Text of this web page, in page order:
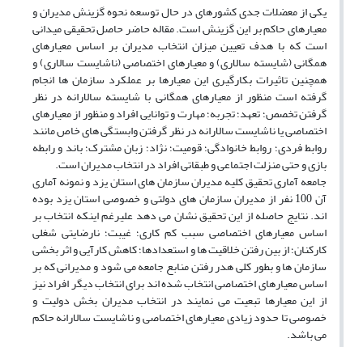
یکی از معضلات جدی کشورهای در حال توسعه نحوه گزینش مدیران و
معیارهای حاکم بر این گزینش است. مقاله حاضر حاصل تحقیقی میدانی
است که با هدف تعیین میزان انتخاب مدیران بر اساس معیارهای
همگانی (شایسته سالاری) و معیارهای اختصاصی (ناشایست سالاری) و
همچنین تاثیرات بکارگیری این معیارها بر عملکرد سازمان ها انجام
گرفته است منظور از معیارهای همگانی با شایسته سالارانه در نظر
گرفتن تخصص؛ تعهد؛ تجربه؛ مهارت و توانایی افراد و منظور از معیارهای
اختصاصی یا ناشایست سالارانه در نظر گرفتن وابستگی های خاص مانند
روابط فردی؛ روابط خانوادگی؛ قومیت؛ نژاد؛ زبان مشترک؛ باند و رابطه
بازی و حتی منزلت اجتماعی و طبقاتی افراد در انتخاب مدیران است.
جامعه آماری تحقیق کلیه مدیران سازمان های استان یزد و نمونه آماری
آن 100 نفر از مدیران سازمان های دولتی و خصوصی استان یزد بوده
اند. نتایج حاصله از این تحقیق نشان می دهد علیرغم اینکه انتخاب بر
اساس معیارهای اختصاصی سبب کم کاری؛ غیبت؛ نارضایتی شغلی
کارکنان؛ از بین رفتن خلاقیت ها و استعدادها؛ کاهش کارآیی و اثر بخشی
سازمان ها و بطور کلی هدر رفتن منابع جامعه می شود و مدیرانی که بر
اساس معیارهای اختصاصی انتخاب شده اند برای انتخاب دیگر افراد نیز
از این معیارها تبعیت می نمایند در انتخاب مدیران بخش دولیت و
خصوصی تا حدود زیادی معیارهای اختصاصی و ناشایست سالارانه حاکم
می باشد.